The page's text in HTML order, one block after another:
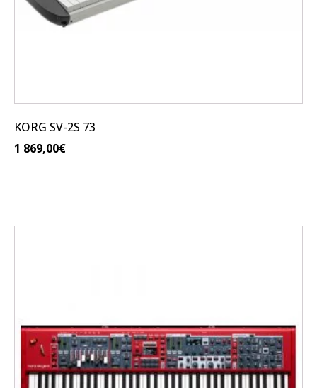
KORG SV-2S 73
1 869,00€